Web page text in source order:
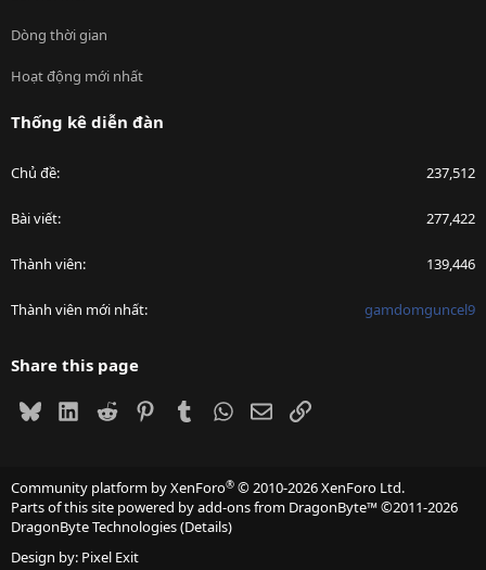
Dòng thời gian
Hoạt động mới nhất
Thống kê diễn đàn
Chủ đề 237,512
Bài viết 277,422
Thành viên 139,446
Thành viên mới nhất gamdomguncel9
Share this page
BlueskyLinkedIn
Reddit PinterestTumblrWhatsApp
EmailLink
Community platform by XenForo® © 2010-2026 XenForo Ltd.
Parts of this site powered byadd-ons from DragonByte™©2011-2026
DragonByte Technologies(Details)
Design by: Pixel Exit